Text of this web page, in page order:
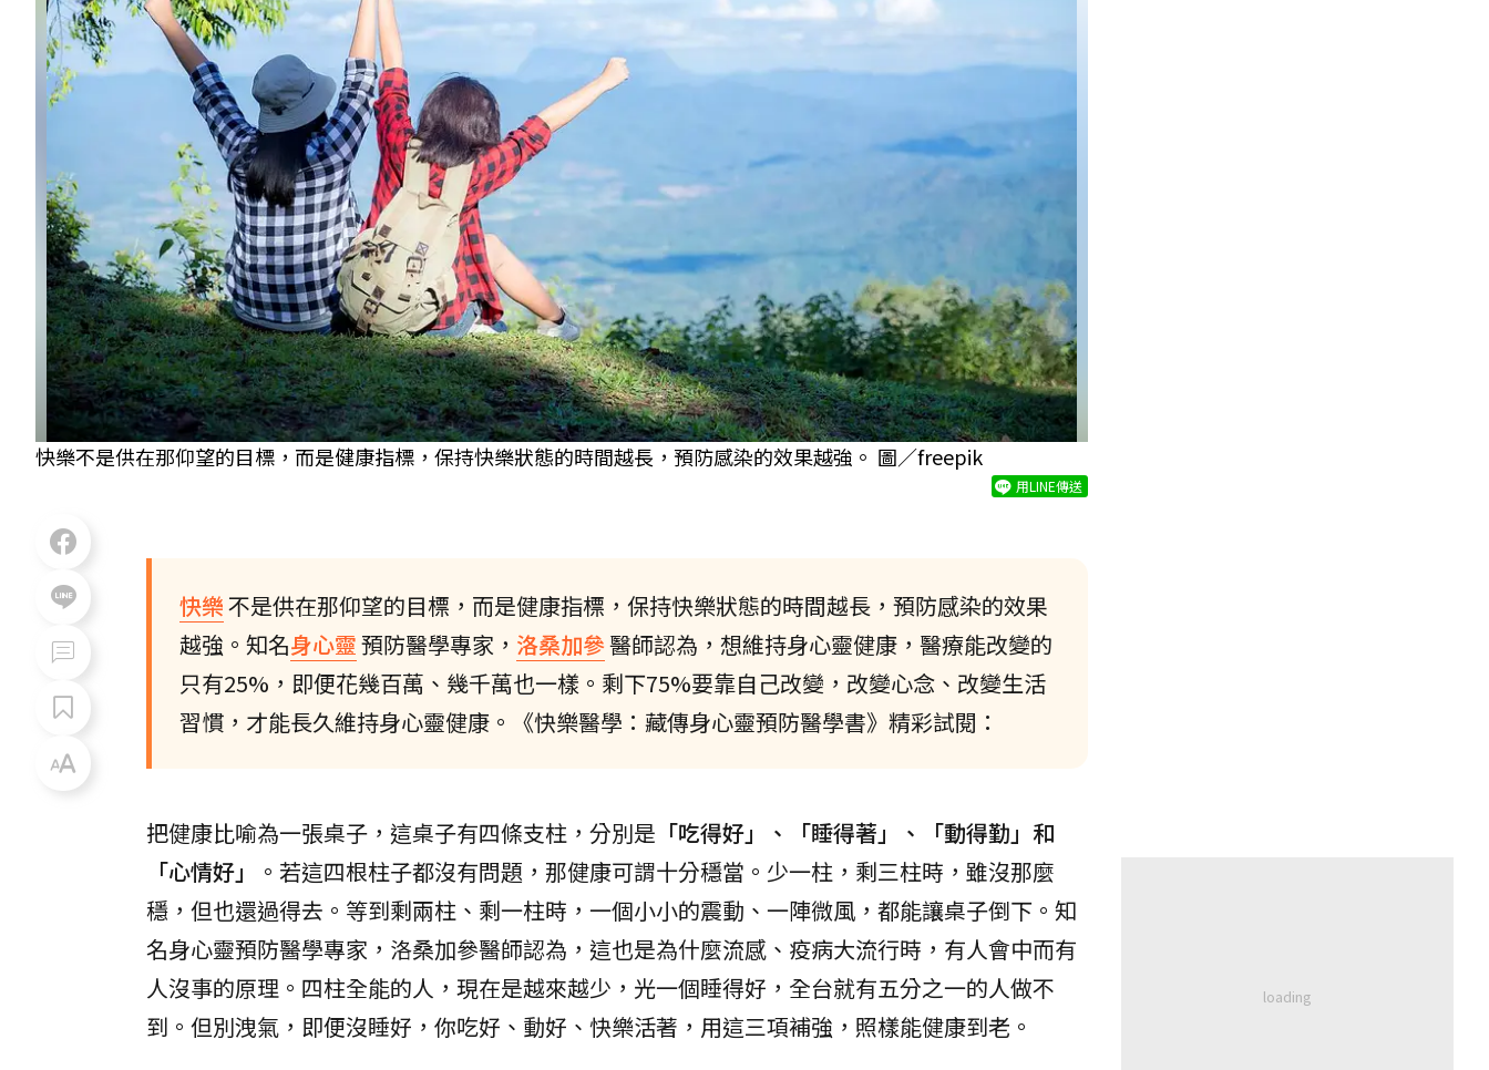
快樂不是供在那仰望的目標，而是健康指標，保持快樂狀態的時間越長，預防感染的效果越強。 圖／freepik
用LINE傳送
快樂不是供在那仰望的目標，而是健康指標，保持快樂狀態的時間越長，預防感染的效果
越強。知名身心靈預防醫學專家， 洛桑加參醫師認為，想維持身心靈健康，醫療能改變的
只有25%，即便花幾百萬、幾千萬也一樣。剩下75%要靠自己改變，改變心念、改變生活
習慣，才能長久維持身心靈健康。《快樂醫學：藏傳身心靈預防醫學書》精彩試閱：
把健康比喻為一張桌子，這桌子有四條支柱，分別是 「吃得好」、「睡得著」、「動得勤」和
「心情好」
。若這四根柱子都沒有問題，那健康可謂十分穩當。少一柱，剩三柱時，雖沒那麼
穩，但也還過得去。等到剩兩柱、剩一柱時，一個小小的震動、一陣微風，都能讓桌子倒下。知
名身心靈預防醫學專家，洛桑加參醫師認為，這也是為什麼流感、疫病大流行時，有人會中而有
人沒事的原理。四柱全能的人，現在是越來越少，光一個睡得好，全台就有五分之一的人做不
到。但別洩氣，即便沒睡好，你吃好、動好、快樂活著，用這三項補強，照樣能健康到老。